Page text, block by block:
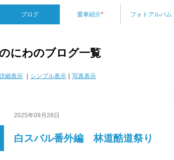
ブログ 愛車紹介* フォトアルバム
にわのブログ一覧
細表示 シンプル表示 写真表示
2025年09月28日
白スバル番外編 林道酷道祭り